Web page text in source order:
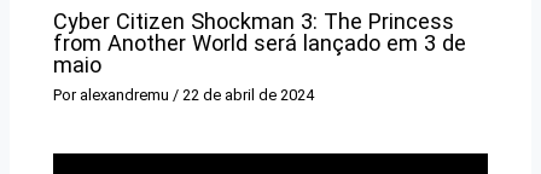
Cyber ​​Citizen Shockman 3: The Princess
from Another World será lançado em 3 de
maio
Por alexandremu / 22 de abril de 2024